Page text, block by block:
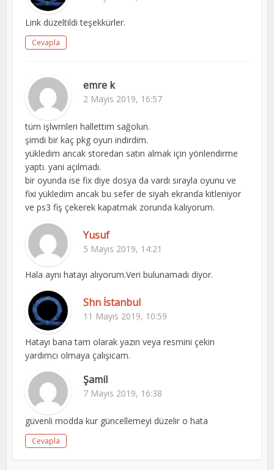
Link düzeltildi teşekkürler.
Cevapla
emre k
2 Mayıs 2019, 16:57
tüm işlwmleri hallettim sağolun.
şimdi bir kaç pkg oyun indirdim.
yükledim ancak storedan satın almak için yönlendirme
yaptı. yani açılmadı.
bir oyunda ise fix diye dosya da vardı sırayla oyunu ve
fixi yükledim ancak bu sefer de siyah ekranda kitleniyor
ve ps3 fiş çekerek kapatmak zorunda kalıyorum.
Yusuf
5 Mayıs 2019, 14:21
Hala aynı hatayı alıyorum.Veri bulunamadı diyor.
Shn İstanbul
11 Mayıs 2019, 10:59
Hatayı bana tam olarak yazın veya resmini çekin
yardımcı olmaya çalışıcam.
Şamil
7 Mayıs 2019, 16:38
güvenli modda kur güncellemeyi düzelir o hata
Cevapla